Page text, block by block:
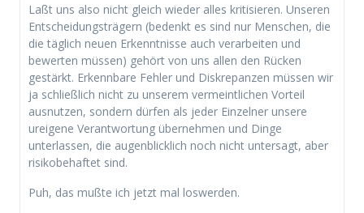
Laßt uns also nicht gleich wieder alles kritisieren. Unseren
Entscheidungsträgern (bedenkt es sind nur Menschen, die
die täglich neuen Erkenntnisse auch verarbeiten und
bewerten müssen) gehört von uns allen den Rücken
gestärkt. Erkennbare Fehler und Diskrepanzen müssen wir
ja schließlich nicht zu unserem vermeintlichen Vorteil
ausnutzen, sondern dürfen als jeder Einzelner unsere
ureigene Verantwortung übernehmen und Dinge
unterlassen, die augenblicklich noch nicht untersagt, aber
risikobehaftet sind.
Puh, das mußte ich jetzt mal loswerden.